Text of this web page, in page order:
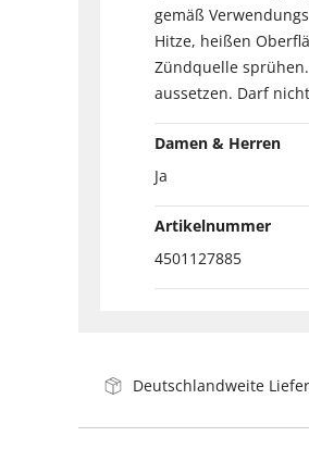
gemäß
Hitze, heißen
Zündquelle
aussetzen. Darf
Damen & Herren
Ja
Artikelnummer
4501127885
Deutschlandweite